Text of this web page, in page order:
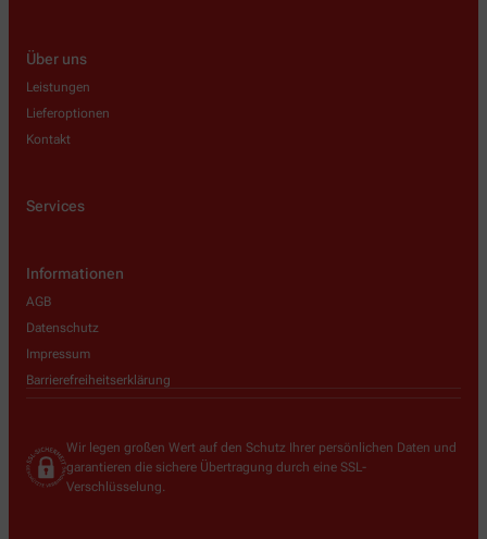
Über uns
Leistungen
Lieferoptionen
Kontakt
Services
Informationen
AGB
Datenschutz
Impressum
Barrierefreiheitserklärung
Wir legen großen Wert auf den Schutz Ihrer persönlichen Daten und
garantieren die sichere Übertragung durch eine SSL-
Verschlüsselung.